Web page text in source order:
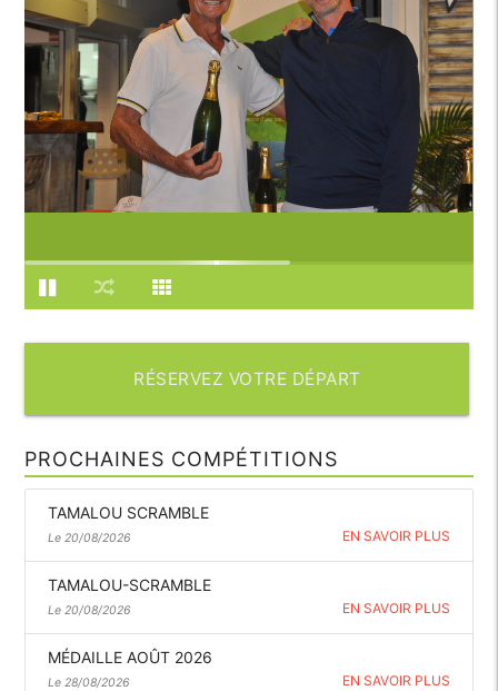
RÉSERVEZ VOTRE DÉPART
PROCHAINES COMPÉTITIONS
TAMALOU SCRAMBLE
Le 20/08/2026 EN SAVOIR PLUS
TAMALOU-SCRAMBLE
Le 20/08/2026 EN SAVOIR PLUS
MÉDAILLE AOÛT 2026
Le 28/08/2026 EN SAVOIR PLUS